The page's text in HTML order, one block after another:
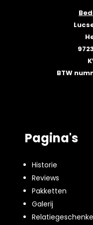
BTW
Pagina's
Historie
Reviews
Pakketten
Galerij